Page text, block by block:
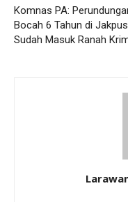
Komnas PA:
Bocah 6 Tahun di Jakpus
Sudah Masuk Ranah